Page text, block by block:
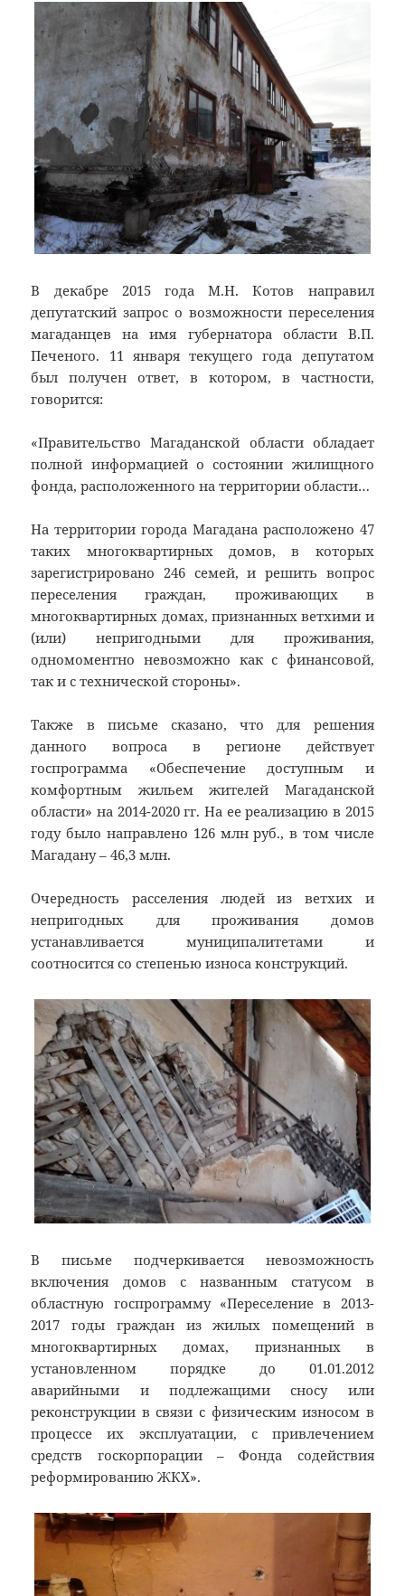
В декабре 2015 года М.Н. Котов направил
депутатский запрос о возможности переселения
магаданцев на имя губернатора области В.П.
Печеного. 11 января текущего года депутатом
был получен ответ, в котором, в частности,
говорится:
«Правительство Магаданской области обладает
полной информацией о состоянии жилищного
фонда, расположенного на территории области…
На территории города Магадана расположено 47
таких многоквартирных домов, в которых
зарегистрировано 246 семей, и решить вопрос
переселения граждан, проживающих в
многоквартирных домах, признанных ветхими и
(или) непригодными для проживания,
одномоментно невозможно как с финансовой,
так и с технической стороны».
Также в письме сказано, что для решения
данного вопроса в регионе действует
госпрограмма «Обеспечение доступным и
комфортным жильем жителей Магаданской
области» на 2014-2020 гг. На ее реализацию в 2015
году было направлено 126 млн руб., в том числе
Магадану – 46,3 млн.
Очередность расселения людей из ветхих и
непригодных для проживания домов
устанавливается муниципалитетами и
соотносится со степенью износа конструкций.
В письме подчеркивается невозможность
включения домов с названным статусом в
областную госпрограмму «Переселение в 2013-
2017 годы граждан из жилых помещений в
многоквартирных домах, признанных в
установленном порядке до 01.01.2012
аварийными и подлежащими сносу или
реконструкции в связи с физическим износом в
процессе их эксплуатации, с привлечением
средств госкорпорации – Фонда содействия
реформированию ЖКХ».